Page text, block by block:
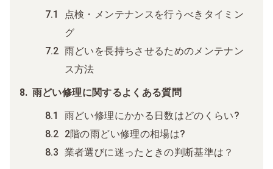
点検・メンテナンスを行うべきタイミン
グ
雨どいを長持ちさせるためのメンテナン
ス方法
雨どい修理に関するよくある質問
雨どい修理にかかる日数はどのくらい?
2階の雨どい修理の相場は?
業者選びに迷ったときの判断基準は？